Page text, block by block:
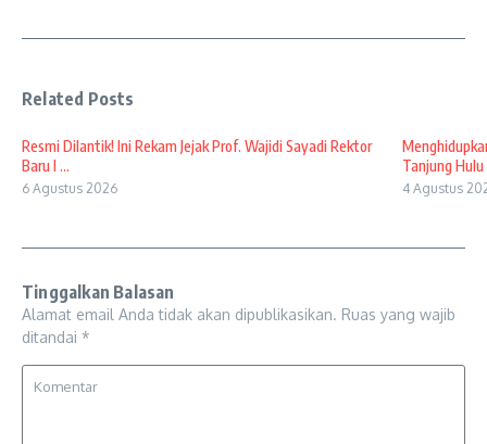
Related Posts
Resmi Dilantik! Ini Rekam Jejak Prof. Wajidi Sayadi Rektor
Baru I ...
6 Agustus 2026
Tanjung Hulu
4 Agustus
Tinggalkan Balasan
Alamat email Anda tidak akan dipublikasikan. Ruas yang wajib
ditandai *